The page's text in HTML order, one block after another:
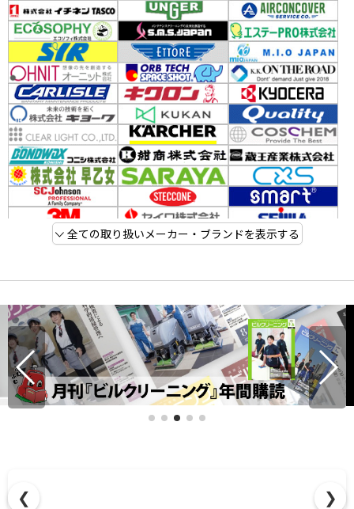
全ての取り扱いメーカー・ブランドを表示する
❮ ❯